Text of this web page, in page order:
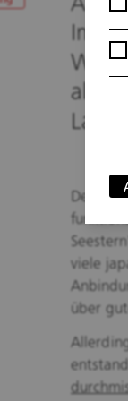
Auch
Den
viele
über